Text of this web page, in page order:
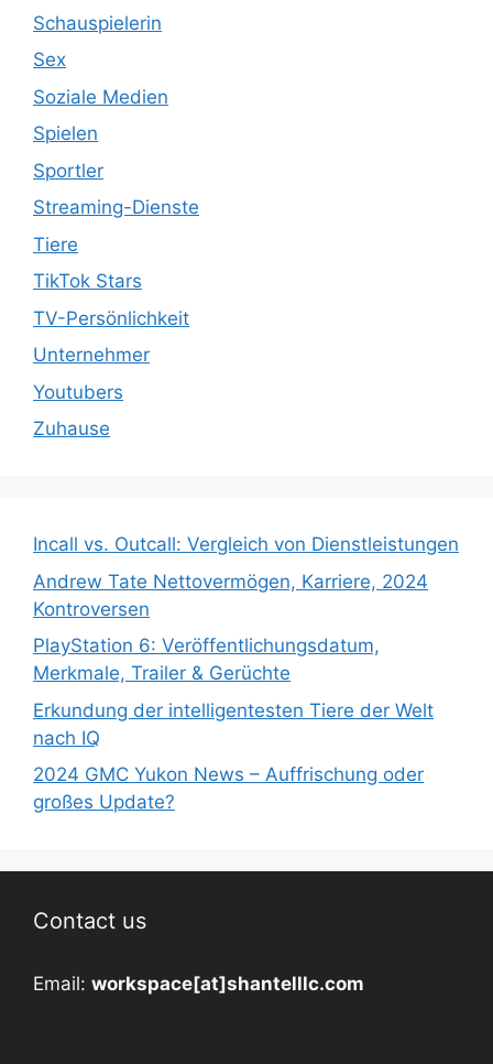
Schauspielerin
Sex
Soziale Medien
Spielen
Sportler
Streaming-Dienste
Tiere
TikTok Stars
TV-Persönlichkeit
Unternehmer
Youtubers
Zuhause
Incall vs. Outcall: Vergleich von Dienstleistungen
Andrew Tate Nettovermögen, Karriere, 2024
Kontroversen
PlayStation 6: Veröffentlichungsdatum,
Merkmale, Trailer & Gerüchte
Erkundung der intelligentesten Tiere der Welt
nach IQ
2024 GMC Yukon News – Auffrischung oder
großes Update?
Contact us
Email: workspace[at]shantelllc.com